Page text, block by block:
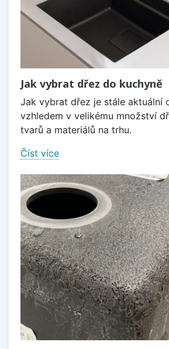
Jak vybrat dřez do kuchyně
Jak vybrat dřez je stále aktuální
vzhledem v velikému množství
tvarů a materiálů na trhu.
Číst více